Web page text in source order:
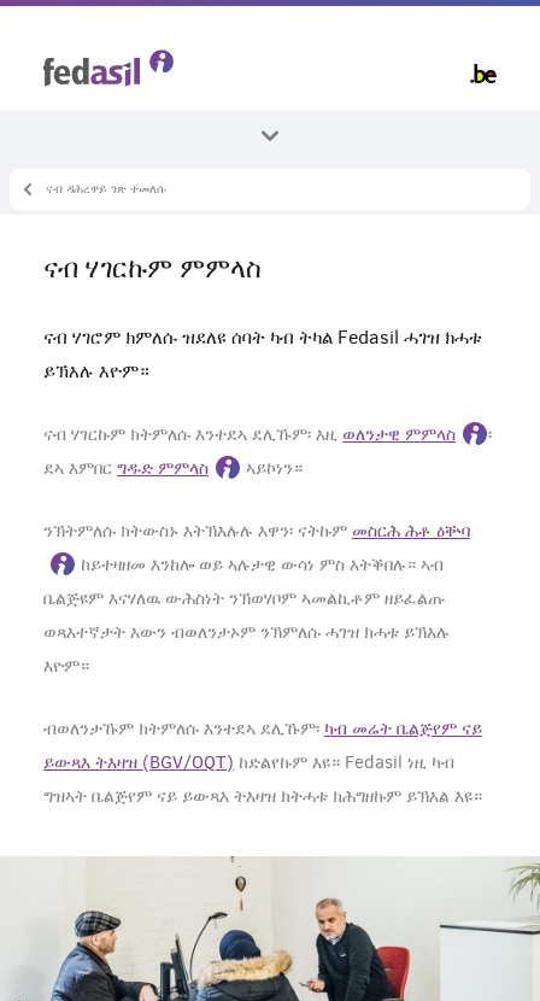
ኵላቶም ኣርእስተ-ቴማታት
ወለንታዊ ምምላስ
ናብ ዳሕረዋይ ገጽ ተመለሱ
ናብ ሃገርኩም ምምላስ
ናብ ሃገሮም ክምለሱ ዝደለዩ ሰባት ካብ ትካል Fedasil ሓገዝ ክሓቱ
ይኽእሉ እዮም።
ናብ ሃገርኩም ክትምለሱ እንተደኣ ደሊኹም፡ እዚ ወለንታዊ ምምላስ
፡
ደኣ እምበር ግዱድ ምምላስ ኣይኮነን።
ንኽትምለሱ ክትውስኑ እትኽእሉሉ እዋን፡ ናትኩም መስርሕ ሕቶ ዕቝባ
ከይተዛዘመ እንከሎ ወይ ኣሉታዊ ውሳነ ምስ እትቕበሉ። ኣብ
ቤልጅዩም እናሃለዉ ውሕስነት ንኽወሃቦም ኣመልኪቶም ዘይፈልጡ
ወጻእተኛታት እውን ብወለንታኦም ንኽምለሱ ሓገዝ ክሓቱ ይኽእሉ
እዮም።
ብወለንታኹም ክትምለሱ እንተደኣ ደሊኹም፡ ካብ መሬት ቤልጅየም ናይ
ይውጻእ ትእዛዝ (BGV/OQT) ከድልየኩም እዩ። Fedasil ነዚ ካብ
ግዝኣት ቤልጅየም ናይ ይውጻእ ትእዛዝ ክትሓቱ ክሕግዘኩም ይኽእል እዩ።